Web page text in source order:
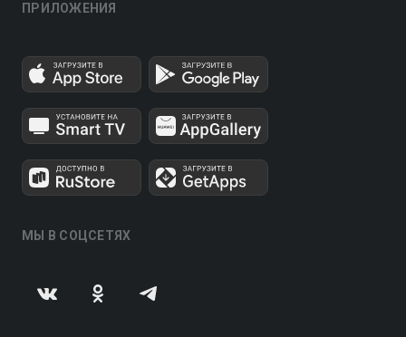
ПРИЛОЖЕНИЯ
МЫ В СОЦСЕТЯХ